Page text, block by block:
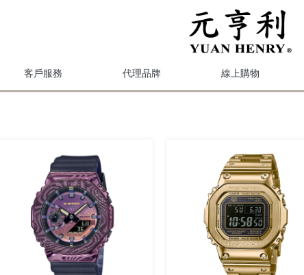
客戶服務 代理品牌 線上購物